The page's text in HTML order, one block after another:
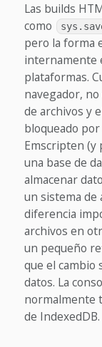
Las builds
como
pero la forma
internamente
plataformas.
navegador,
de archivos y
bloqueado
Emscripten (y
una base de
almacenar
un sistema de
diferencia
archivos en
un pequeño
que el cambio
datos. La
normalmente
de IndexedDB.